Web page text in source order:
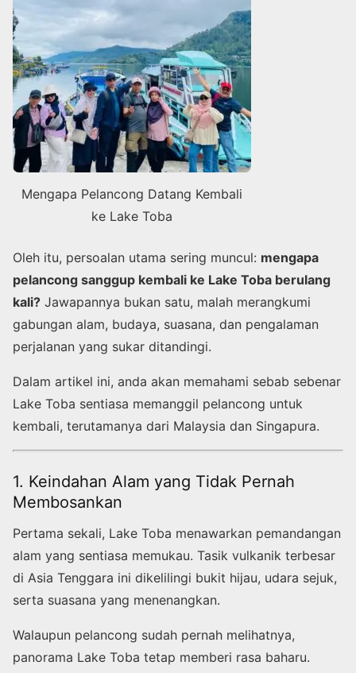
Mengapa Pelancong Datang Kembali
ke Lake Toba
Oleh itu, persoalan utama sering muncul: mengapa
pelancong sanggup kembali ke Lake Toba berulang
kali? Jawapannya bukan satu, malah merangkumi
gabungan alam, budaya, suasana, dan pengalaman
perjalanan yang sukar ditandingi.
Dalam artikel ini, anda akan memahami sebab sebenar
Lake Toba sentiasa memanggil pelancong untuk
kembali, terutamanya dari Malaysia dan Singapura.
1. Keindahan Alam yang Tidak Pernah
Membosankan
Pertama sekali, Lake Toba menawarkan pemandangan
alam yang sentiasa memukau. Tasik vulkanik terbesar
di Asia Tenggara ini dikelilingi bukit hijau, udara sejuk,
serta suasana yang menenangkan.
Walaupun pelancong sudah pernah melihatnya,
panorama Lake Toba tetap memberi rasa baharu.